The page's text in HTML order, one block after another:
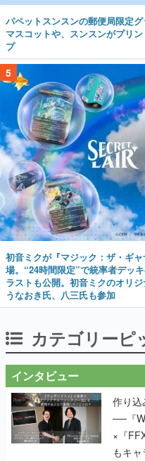
パペットスンスンの郵便局限定
マスコットや、スンスンがプリ
プ
5
初音ミクが『マジック：ザ・ギ
場。“24時間限定”で統率者デッ
ラストも公開。初音ミクのオリ
うなおき氏、八三氏も参加
カテゴリーピ
インタビュー
作り
──『
×『
もキ